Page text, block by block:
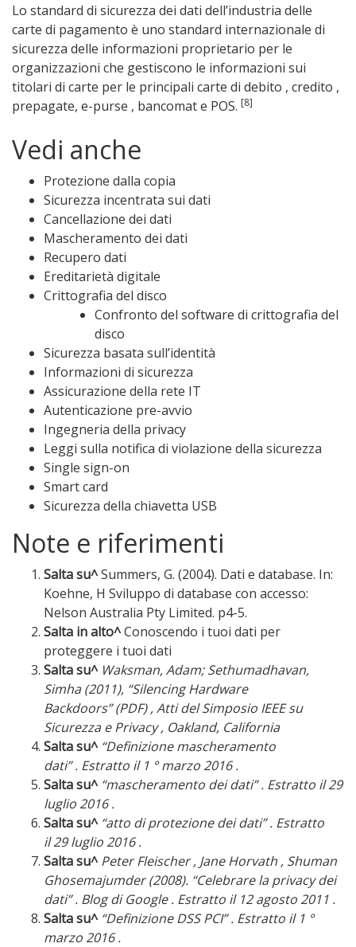
Lo standard di sicurezza dei dati dell’industria delle
carte di pagamento è uno standard internazionale di
sicurezza delle informazioni proprietario per le
organizzazioni che gestiscono le informazioni sui
titolari di carte per le principali carte di debito , credito ,
prepagate, e-purse , bancomat e POS. [8]
Vedi anche
Protezione dalla copia
Sicurezza incentrata sui dati
Cancellazione dei dati
Mascheramento dei dati
Recupero dati
Ereditarietà digitale
Crittografia del disco
Confronto del software di crittografia del
disco
Sicurezza basata sull’identità
Informazioni di sicurezza
Assicurazione della rete IT
Autenticazione pre-avvio
Ingegneria della privacy
Leggi sulla notifica di violazione della sicurezza
Single sign-on
Smart card
Sicurezza della chiavetta USB
Note e riferimenti
Salta su^Summers, G. (2004). Dati e database. In:
Koehne, H Sviluppo di database con accesso:
Nelson Australia Pty Limited. p4-5.
Salta in alto^Conoscendo i tuoi dati per
proteggere i tuoi dati
Salta su^ Waksman, Adam; Sethumadhavan,
Simha (2011), “Silencing Hardware
Backdoors” (PDF) ,Atti del Simposio IEEE su
Sicurezza e Privacy, Oakland, California
Salta su^ “Definizione mascheramento
dati” . Estratto il 1 ° marzo 2016 .
Salta su^ “mascheramento dei dati” . Estratto il 29
luglio 2016 .
Salta su^ “atto di protezione dei dati” . Estratto
il 29 luglio 2016 .
Salta su^Peter Fleischer , Jane Horvath , Shuman
Ghosemajumder (2008). “Celebrare la privacy dei
dati” . Blog di Google . Estratto il 12 agosto 2011 .
Salta su^ “Definizione DSS PCI” . Estratto il 1 °
marzo 2016 .